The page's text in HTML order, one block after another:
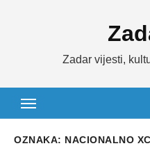
Zadar vijesti,
OZNAKA: NACIONALNO